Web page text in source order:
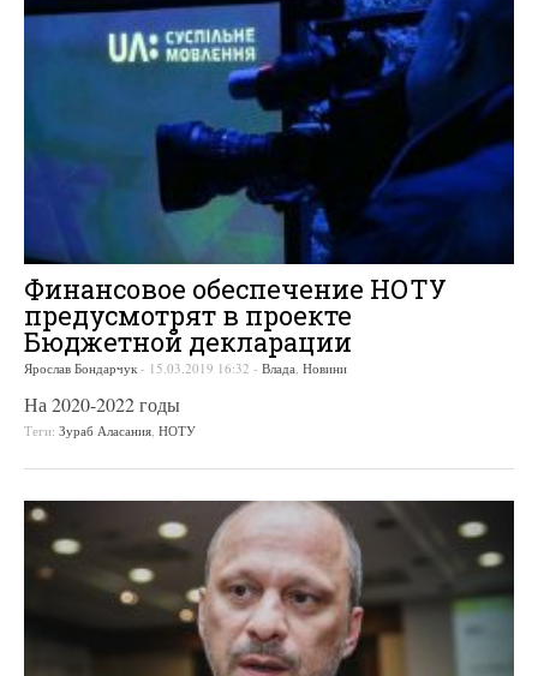
Финансовое обеспечение НОТУ
предусмотрят в проекте
Бюджетной декларации
Ярослав Бондарчук - 15.03.2019 16:32 - Влада Новини
На 2020-2022 годы
Теги: Зураб Аласания НОТУ